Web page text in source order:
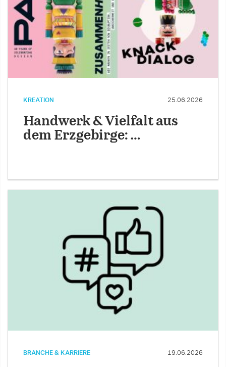
KREATION 25.06.2026
Handwerk & Vielfalt aus
dem Erzgebirge: …
BRANCHE & KARRIERE 19.06.2026